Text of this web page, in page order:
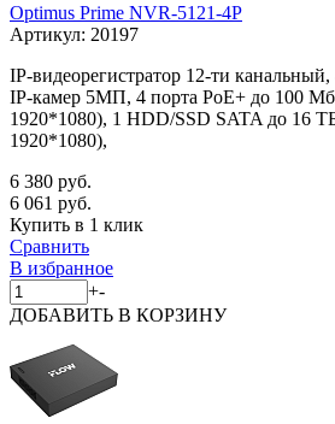
Optimus Prime NVR-5121-4P
Артикул: 20197
IP-видеорегистратор 12-ти
IP-камер 5МП, 4 порта PoE+ до 100
1920*1080), 1 HDD/SSD SATA до 16
1920*1080),
6 380 руб.
6 061 руб.
Купить в 1 клик
Сравнить
В избранное
+-
ДОБАВИТЬ В КОРЗИНУ